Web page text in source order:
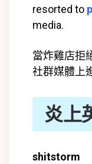
resorted to
media.
當炸雞店拒
社群媒體上
炎上
shitstorm